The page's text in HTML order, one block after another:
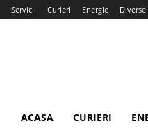
Servicii Curieri Energie Diverse
ACASA CURIERI